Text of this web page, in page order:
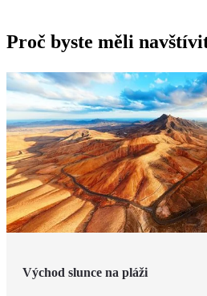
Proč byste měli
Východ slunce na pláži